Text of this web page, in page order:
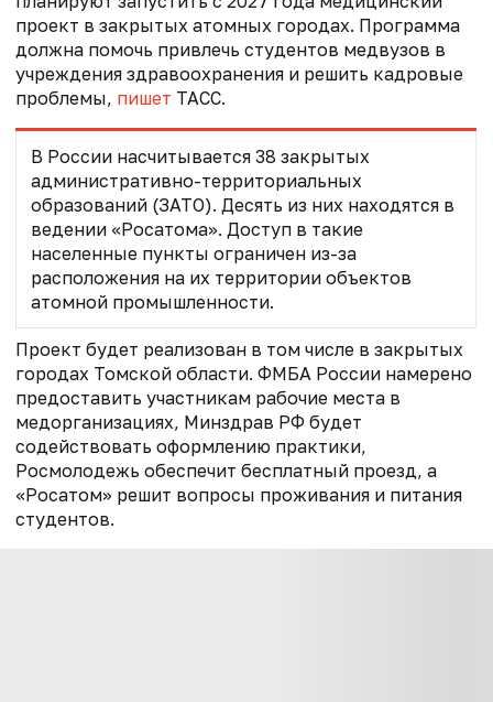
проект в закрытых атомных городах. Программа
должна помочь привлечь студентов медвузов в
учреждения здравоохранения и решить кадровые
проблемы, пишет ТАСС.
В России насчитывается 38 закрытых
административно-территориальных
образований (ЗАТО). Десять из них находятся в
ведении «Росатома». Доступ в такие
населенные пункты ограничен из-за
расположения на их территории объектов
атомной промышленности.
Проект будет реализован в том числе в закрытых
городах Томской области. ФМБА России намерено
предоставить участникам рабочие места в
медорганизациях, Минздрав РФ будет
содействовать оформлению практики,
Росмолодежь обеспечит бесплатный проезд, а
«Росатом» решит вопросы проживания и питания
студентов.